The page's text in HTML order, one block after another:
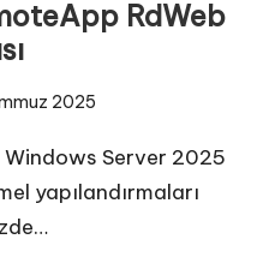
RdWeb
2025
Server 2025
yapılandırmaları